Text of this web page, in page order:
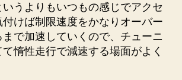
うよりもいつもの感じでアクセ
けば制限速度をかなりオーバー
まで加速していくので、チューニ
惰性走行で減速する場面がよく